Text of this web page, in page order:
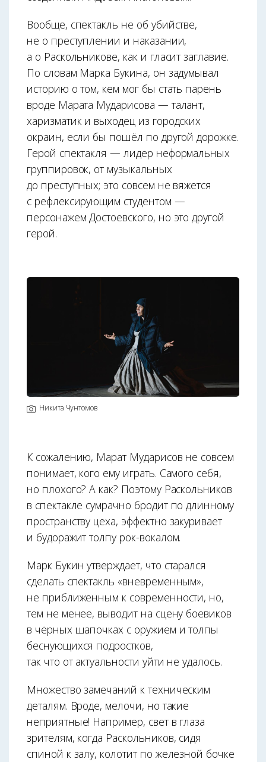
Вообще, спектакль не об убийстве,
не о преступлении и наказании,
а о Раскольникове, как и гласит заглавие.
По словам Марка Букина, он задумывал
историю о том, кем мог бы стать парень
вроде Марата Мударисова — талант,
харизматик и выходец из городских
окраин, если бы пошёл по другой дорожке.
Герой спектакля — лидер неформальных
группировок, от музыкальных
до преступных; это совсем не вяжется
с рефлексирующим студентом —
персонажем Достоевского, но это другой
герой.
Никита Чунтомов
К сожалению, Марат Мударисов не совсем
понимает, кого ему играть. Самого себя,
но плохого? А как? Поэтому Раскольников
в спектакле сумрачно бродит по длинному
пространству цеха, эффектно закуривает
и будоражит толпу рок-вокалом.
Марк Букин утверждает, что старался
сделать спектакль «вневременным»,
не приближенным к современности, но,
тем не менее, выводит на сцену боевиков
в чёрных шапочках с оружием и толпы
беснующихся подростков,
так что от актуальности уйти не удалось.
Множество замечаний к техническим
деталям. Вроде, мелочи, но такие
неприятные! Например, свет в глаза
зрителям, когда Раскольников, сидя
спиной к залу, колотит по железной бочке